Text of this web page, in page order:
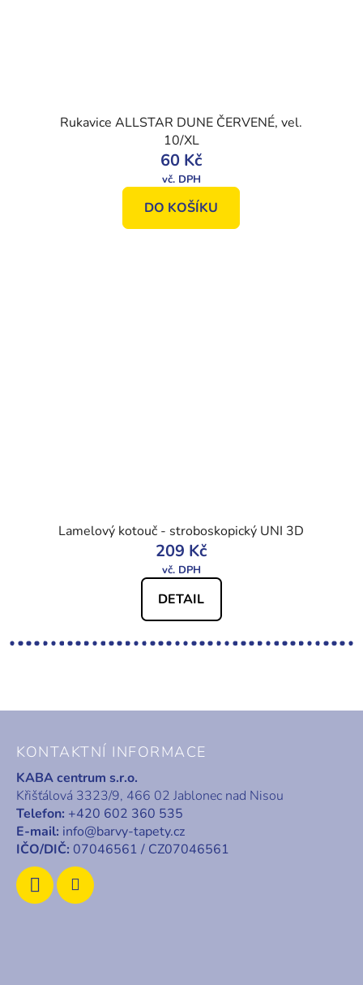
Rukavice ALLSTAR DUNE ČERVENÉ, vel.
10/XL
60 Kč
DO KOŠÍKU
Lamelový kotouč - stroboskopický UNI 3D
209 Kč
DETAIL
KONTAKTNÍ INFORMACE
KABA centrum s.r.o.
Křišťálová 3323/9, 466 02 Jablonec nad Nisou
Telefon: +420 602 360 535
E-mail: info@barvy-tapety.cz
IČO/DIČ: 07046561 / CZ07046561